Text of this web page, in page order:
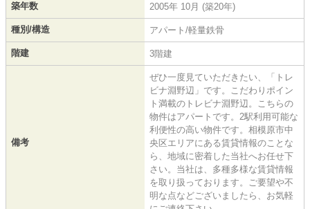
築年数 2005年 10月 (築20年)
種別/構造 アパート/軽量鉄骨
階建 3階建
備考
ぜひ一度見ていただきたい、「トレ
ビナ淵野辺」です。こだわりポイン
ト満載のトレビナ淵野辺。こちらの
物件はアパートです。2駅利用可能な
利便性の高い物件です。相模原市中
央区エリアにある賃貸情報のことな
ら、地域に密着した当社へお任せ下
さい。当社は、多種多様な賃貸情報
を取り扱っております。ご要望や不
明な点などございましたら、お気軽